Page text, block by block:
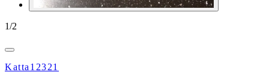
1/2
Katta12321